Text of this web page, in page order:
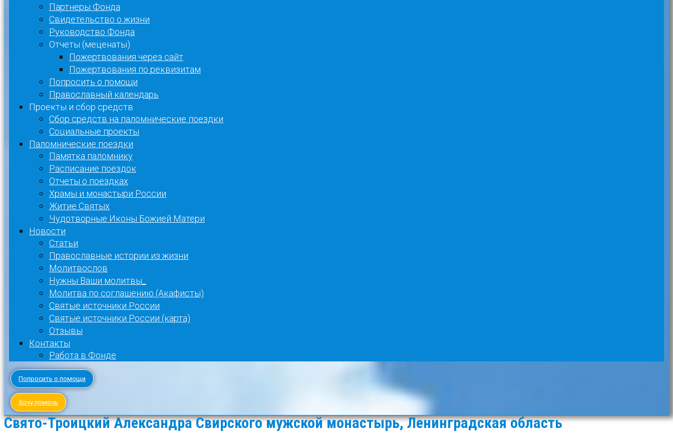
Партнеры Фонда
Свидетельство о жизни
Руководство Фонда
Отчеты (меценаты)
Пожертвования через сайт
Пожертвования по реквизитам
Попросить о помощи
Православный календарь
Проекты и сбор средств
Сбор средств на паломнические поездки
Социальные проекты
Паломнические поездки
Памятка паломнику
Расписание поездок
Отчеты о поездках
Храмы и монастыри России
Житие Святых
Чудотворные Иконы Божией Матери
Новости
Статьи
Православные истории из жизни
Молитвослов
Нужны Ваши молитвы_
Молитва по соглашению (Акафисты)
Святые источники России
Святые источники России (карта)
Отзывы
Контакты
Работа в Фонде
Попросить о помощи
Хочу помочь
Свято-Троицкий Александра Свирского мужской монастырь, Ленинградская область